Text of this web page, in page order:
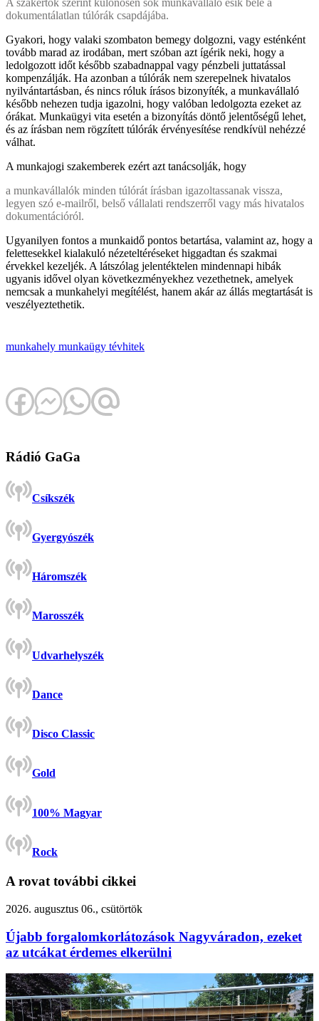
dokumentálatlan túlórák csapdájába.
Gyakori, hogy valaki szombaton bemegy dolgozni, vagy esténként
tovább marad az irodában, mert szóban azt ígérik neki, hogy a
ledolgozott időt később szabadnappal vagy pénzbeli juttatással
kompenzálják. Ha azonban a túlórák nem szerepelnek hivatalos
nyilvántartásban, és nincs róluk írásos bizonyíték, a munkavállaló
később nehezen tudja igazolni, hogy valóban ledolgozta ezeket az
órákat. Munkaügyi vita esetén a bizonyítás döntő jelentőségű lehet,
és az írásban nem rögzített túlórák érvényesítése rendkívül nehézzé
válhat.
A munkajogi szakemberek ezért azt tanácsolják, hogy
a munkavállalók minden túlórát írásban igazoltassanak vissza,
legyen szó e-mailről, belső vállalati rendszerről vagy más hivatalos
dokumentációról.
Ugyanilyen fontos a munkaidő pontos betartása, valamint az, hogy a
felettesekkel kialakuló nézeteltéréseket higgadtan és szakmai
érvekkel kezeljék. A látszólag jelentéktelen mindennapi hibák
ugyanis idővel olyan következményekhez vezethetnek, amelyek
nemcsak a munkahelyi megítélést, hanem akár az állás megtartását is
veszélyeztethetik.
munkahely munkaügy tévhitek
Rádió GaGa
Csíkszék
Gyergyószék
Háromszék
Marosszék
Udvarhelyszék
Dance
Disco Classic
Gold
100% Magyar
Rock
A rovat további cikkei
2026. augusztus 06., csütörtök
Újabb forgalomkorlátozások Nagyváradon, ezeket
az utcákat érdemes elkerülni